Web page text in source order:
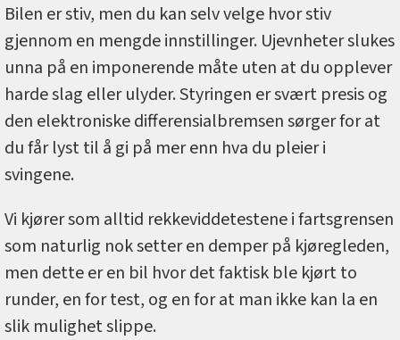
Bilen er stiv, men du kan selv velge hvor stiv
gjennom en mengde innstillinger. Ujevnheter slukes
unna på en imponerende måte uten at du opplever
harde slag eller ulyder. Styringen er svært presis og
den elektroniske differensialbremsen sørger for at
du får lyst til å gi på mer enn hva du pleier i
svingene.
Vi kjører som alltid rekkeviddetestene i fartsgrensen
som naturlig nok setter en demper på kjøregleden,
men dette er en bil hvor det faktisk ble kjørt to
runder, en for test, og en for at man ikke kan la en
slik mulighet slippe.